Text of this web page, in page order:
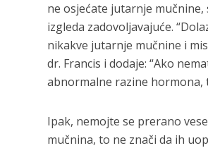
ne osjećate jutarnje
izgleda zadovoljavajuće.
nikakve jutarnje mučnine i
dr. Francis i dodaje: “Ako
abnormalne razine hormona,
Ipak, nemojte se prerano
mučnina, to ne znači da ih